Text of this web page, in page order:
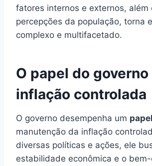
fatores internos e externos, além
percepções da população, torna
complexo e multifacetado.
O papel do governo
inflação controlada
O governo desempenha um
manutenção da inflação
diversas políticas e ações, ele
estabilidade econômica e o